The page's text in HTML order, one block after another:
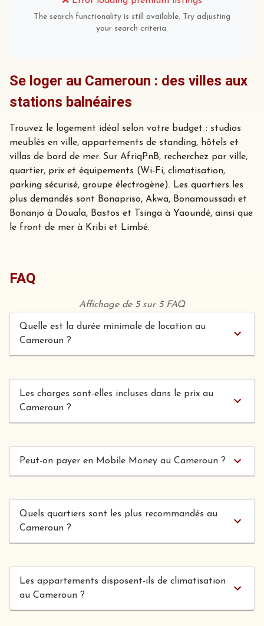
The search functionality is still available. Try adjusting
your search criteria.
Se loger au Cameroun : des villes aux
stations balnéaires
Trouvez le logement idéal selon votre budget : studios
meublés en ville, appartements de standing, hôtels et
villas de bord de mer. Sur AfriqPnB, recherchez par ville,
quartier, prix et équipements (Wi-Fi, climatisation,
parking sécurisé, groupe électrogène). Les quartiers les
plus demandés sont Bonapriso, Akwa, Bonamoussadi et
Bonanjo à Douala, Bastos et Tsinga à Yaoundé, ainsi que
le front de mer à Kribi et Limbé.
FAQ
Affichage de 5 sur 5 FAQ
Quelle est la durée minimale de location au
Cameroun ?
Les charges sont-elles incluses dans le prix au
Cameroun ?
Peut-on payer en Mobile Money au Cameroun ?
Quels quartiers sont les plus recommandés au
Cameroun ?
Les appartements disposent-ils de climatisation
au Cameroun ?